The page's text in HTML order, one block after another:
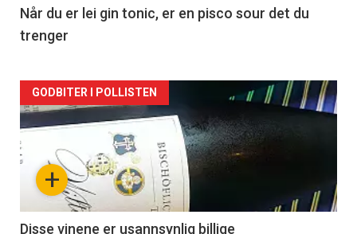
2
Når du er lei gin tonic, er en pisco sour det du
trenger
Forsiden
akkurat
nå+
GODBITER I POLLISTEN
Disse vinene er usannsynlig billige